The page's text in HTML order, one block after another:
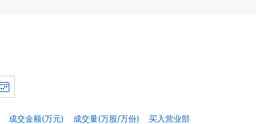
成交金额(万元) 成交量(万股/万份) 买入营业部